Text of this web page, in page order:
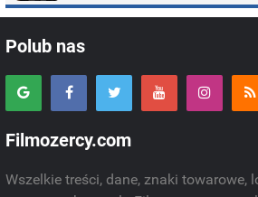
Polub nas
Filmozercy.com
Wszelkie treści, dane, znaki towarowe,